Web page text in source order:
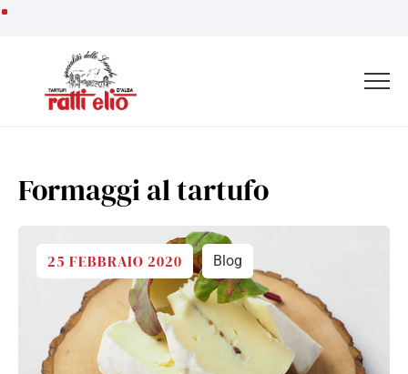
Vai
Formaggi al tartufo
25 FEBBRAIO 2020 Blog